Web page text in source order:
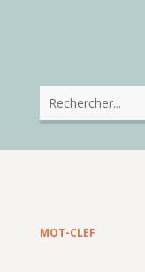
MOT-CLEF